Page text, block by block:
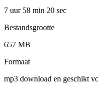
7 uur 58 min 20 sec
Bestandsgrootte
657 MB
Formaat
mp3 download en geschikt